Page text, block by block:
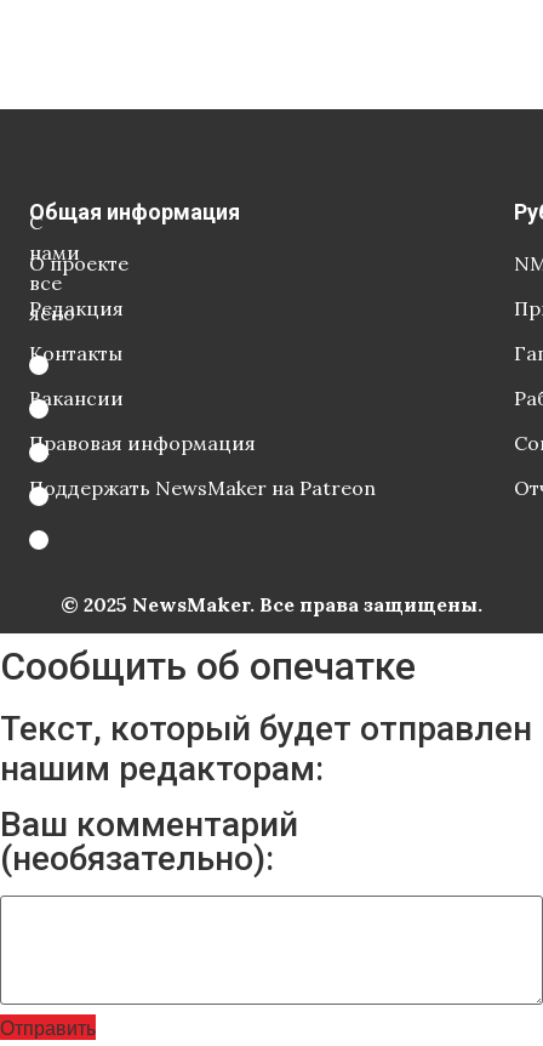
С
нами
все
ясно
Общая информация
О проекте
Редакция
Контакты
Вакансии
Правовая информация
Поддержать NewsMaker на Patreon
© 2025 NewsMaker. Все права защищены.
Сообщить об опечатке
Текст, который будет отправлен
нашим редакторам:
Ваш комментарий
(необязательно):
Отправить